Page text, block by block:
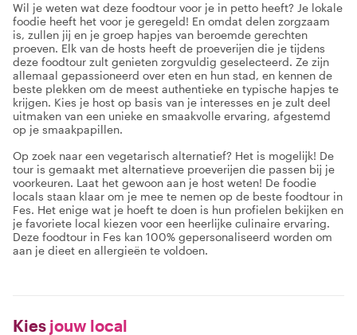
Wil je weten wat deze foodtour voor je in petto heeft? Je lokale
foodie heeft het voor je geregeld! En omdat delen zorgzaam
is, zullen jij en je groep hapjes van beroemde gerechten
proeven. Elk van de hosts heeft de proeverijen die je tijdens
deze foodtour zult genieten zorgvuldig geselecteerd. Ze zijn
allemaal gepassioneerd over eten en hun stad, en kennen de
beste plekken om de meest authentieke en typische hapjes te
krijgen. Kies je host op basis van je interesses en je zult deel
uitmaken van een unieke en smaakvolle ervaring, afgestemd
op je smaakpapillen.
Op zoek naar een vegetarisch alternatief? Het is mogelijk! De
tour is gemaakt met alternatieve proeverijen die passen bij je
voorkeuren. Laat het gewoon aan je host weten! De foodie
locals staan klaar om je mee te nemen op de beste foodtour in
Fes. Het enige wat je hoeft te doen is hun profielen bekijken en
je favoriete local kiezen voor een heerlijke culinaire ervaring.
Deze foodtour in Fes kan 100% gepersonaliseerd worden om
aan je dieet en allergieën te voldoen.
Kies jouw local